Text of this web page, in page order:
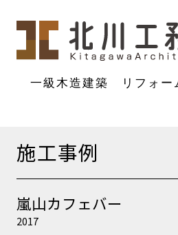
一級木造建築 リフォー
施工事例
嵐山カフェバー
2017